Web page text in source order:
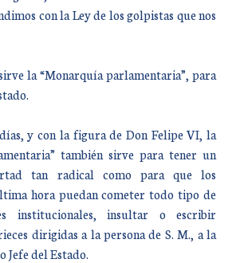
con la Ley de los golpistas que nos
la “Monarquía parlamentaria”, para
y con la figura de Don Felipe VI, la
también sirve para tener un
tan radical como para que los
hora puedan cometer todo tipo de
institucionales, insultar o escribir
dirigidas a la persona de S. M., a la
Jefe del Estado.